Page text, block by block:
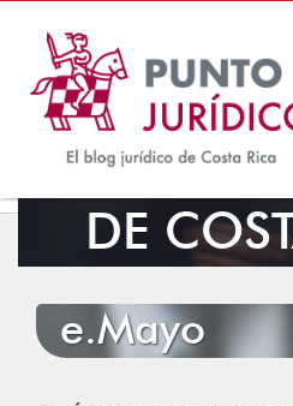
EL BLOG
DE
e.Mayo